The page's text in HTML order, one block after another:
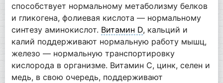
способствует нормальному метаболизму белков
и гликогена, фолиевая кислота — нормальному
синтезу аминокислот. Витамин D, кальций и
калий поддерживают нормальную работу мышц,
железо — нормальную транспортировку
кислорода в организме. Витамин C, цинк, селен и
медь, в свою очередь, поддерживают